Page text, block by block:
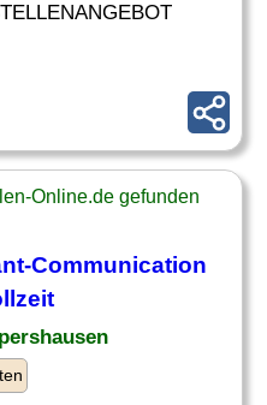
Online.de gefunden
Communication